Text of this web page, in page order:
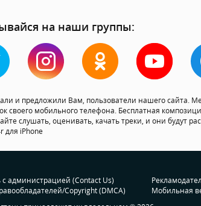
на наши группы:
и предложили Вам, пользователи нашего сайта.
своего мобильного телефона. Бесплатная
слушать, оценивать, качать треки, и они будут
для iPhone
с администрацией (Contact Us)
Copyright (DMCA)
Мобильная